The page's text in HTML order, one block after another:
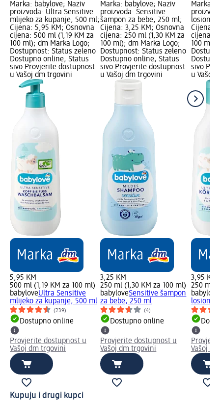
Marka: babylove; Naziv
proizvoda: Ultra Sensitive
mlijeko za kupanje, 500 ml;
Cijena: 5,95 KM; Osnovna
cijena: 500 ml (1,19 KM za
100 ml); dm Marka Logo;
Dostupnost: Status zeleno
Dostupno online, Status
sivo Provjerite dostupnost
u Vašoj dm trgovini
5,95 KM
500 ml (1,19 KM za 100 ml)
babyloveUltra Sensitive
mlijeko za kupanje, 500 ml
(239)
Dostupno online
Provjerite dostupnost u
Vašoj dm trgovini
Marka: babylove; Naziv
proizvoda: Sensitive
šampon za bebe, 250 ml;
Cijena: 3,25 KM; Osnovna
cijena: 250 ml (1,30 KM za
100 ml); dm Marka Logo;
Dostupnost: Status zeleno
Dostupno online, Status
sivo Provjerite dostupnost
u Vašoj dm trgovini
3,25 KM
250 ml (1,30 KM za 100 ml)
babyloveSensitive šampon
za bebe, 250 ml
(4)
Dostupno online
Provjerite dostupnost u
Vašoj dm trgovini
Marka:
losion
Cijena:
cijena:
100 ml);
sivo
u Vašoj
3,95 KM
250 ml
babylove
losion
Vašoj
Kupuju i drugi kupci